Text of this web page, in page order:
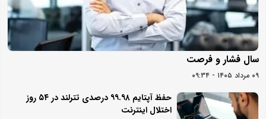
سال فشار و فرصت
۰۹ مرداد ۱۴۰۵ - ۰۹:۳۴
حفظ آپتایم ۹۹.۹۸ درصدی تترلند در ۵۴ روز
اختلال اینترنت